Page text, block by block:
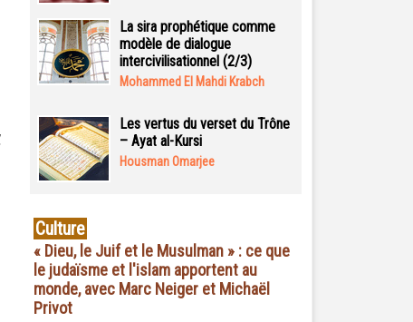
La sira prophétique comme
modèle de dialogue
intercivilisationnel (2/3)
Mohammed El Mahdi Krabch
Les vertus du verset du Trône
– Ayat al-Kursi
Housman Omarjee
Culture
« Dieu, le Juif et le Musulman » : ce que
le judaïsme et l'islam apportent au
monde, avec Marc Neiger et Michaël
Privot